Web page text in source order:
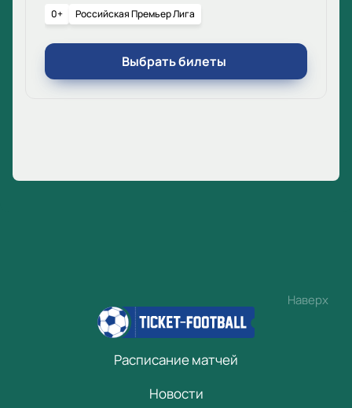
0+ Российская Премьер Лига
Выбрать билеты
Наверх
Расписание матчей
Новости